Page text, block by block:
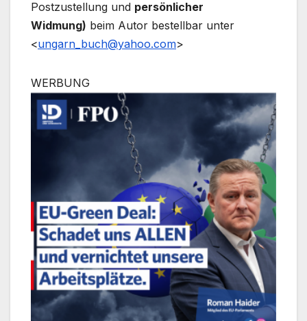
Postzustellung und persönlicher
Widmung) beim Autor bestellbar unter
<ungarn_buch@yahoo.com>
WERBUNG